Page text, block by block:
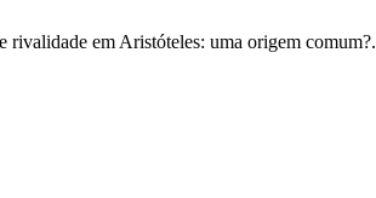
rivalidade em Aristóteles: uma origem comum?.